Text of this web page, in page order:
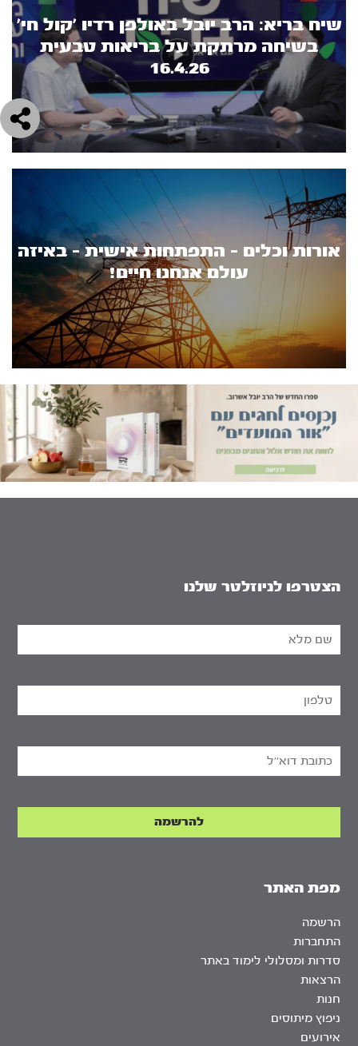
שיח בריא: הרב יובל באולפן רדיו 'קול חי'
בשיחה מרתקת על בריאות טבעית
16.4.26
אורות וכלים - התפתחות אישית - באיזה
עולם אנחנו חיים!
מפת האתר
הרשמה
התחברות
סדרות ומסלולי לימוד באתר
הרצאות
חנות
ניפוץ מיתוסים
אירועים
הצטרפו לניוזלטר שלנו